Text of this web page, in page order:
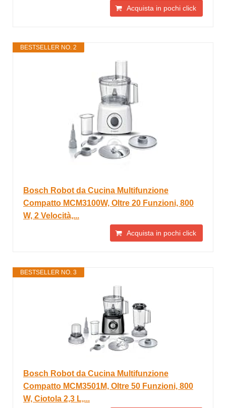
Acquista in pochi click
BESTSELLER NO. 2
Bosch Robot da Cucina Multifunzione
Compatto MCM3100W, Oltre 20 Funzioni, 800
W, 2 Velocità,...
Acquista in pochi click
BESTSELLER NO. 3
Bosch Robot da Cucina Multifunzione
Compatto MCM3501M, Oltre 50 Funzioni, 800
W, Ciotola 2,3 L,...